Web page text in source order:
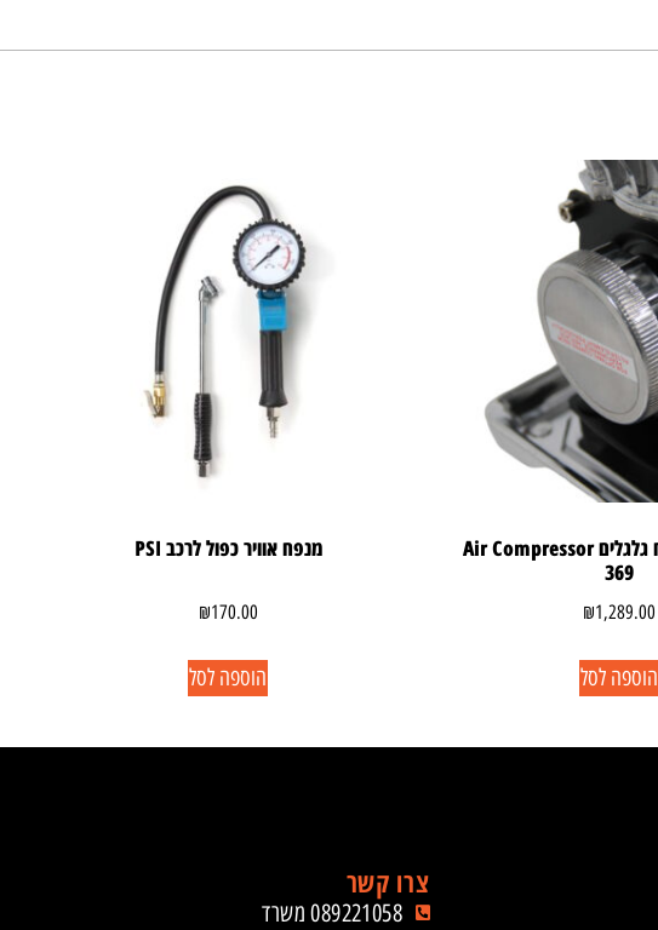
קומפרסור לניפוח גלגלים Air Compressor
369
₪1,289.00
הוספה לסל
מנפח אוויר כפול לרכב PSI
₪170.00
הוספה לסל
צרו קשר
089221058 משרד